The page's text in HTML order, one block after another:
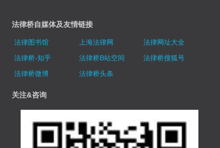
法律桥自媒体及友情链接
法律图书馆 上海法律网
法律网址大全
法律桥-知乎
法律桥B站空间
法律桥搜狐号
法律桥微博
法律桥头条
关注&咨询